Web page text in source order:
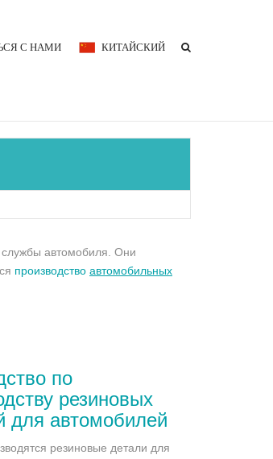
С НАМИ КИТАЙСКИЙ
службы автомобиля. Они
производство автомобильных
по
резиновых
для автомобилей
резиновые детали для